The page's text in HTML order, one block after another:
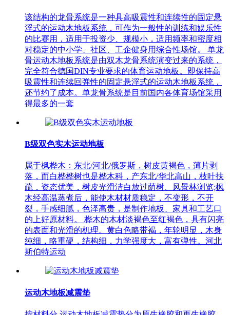
该结构的龙骨系统是一种具高吸震性和连续性的固定悬
浮式的运动木地板系统，可作为一般性的训练和娱乐性
的比赛用，适用于投资少、规模小，适用频率和密度相
对稳定的中小学、社区、工企健身用综合性场馆。 单龙
骨运动木地板系统是由双木龙骨系统演变过来的系统，
完全符合德国DIN专业要求的体育运动地板。即保持高
吸震性和连续回弹性的固定悬浮式的运动木地板系统，
还节约了成本。单龙骨系统是目前国内各体育场馆采用
得最多的一套
B级双色实木运动地板
属于枫桦木：东北/河北/俄罗斯，树皮黄褐色，薄片剥
落，而白桦桦树也是桦木科，产东北/华北高山，枝叶扶
疏，资态优美，树皮光滑洁白放过荫树、风景林浏览;枫
木经高温蒸煮后，能使木材材质稳定，不变形，不开
裂，手感细腻，色泽高贵，是制作地板、家具和工艺口
的上好原材料。 桦木的木材淡褐色至红褐色，具有闪亮
的表面和光滑的机理。黄白色略带褐，年轮明显，木身
纯细，略重硬，结构细，力学强度大，富有弹性。河北
斯伯特运动
运动木地板减震垫